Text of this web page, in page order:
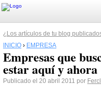
¿Los artículos de tu blog
INICIO › EMPRESA
Empresas que
estar aquí y ahora
Publicado el 20 abril 2011 por